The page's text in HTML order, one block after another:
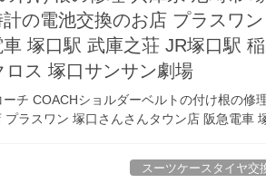
の電池交換のお店 プラスワ
塚口駅 武庫之荘 JR塚口駅
ス 塚口サンサン劇場
チ COACHショルダーベルトの付け根の修
プラスワン 塚口さんさんタウン店 阪急電車
スーツケースタイヤ交